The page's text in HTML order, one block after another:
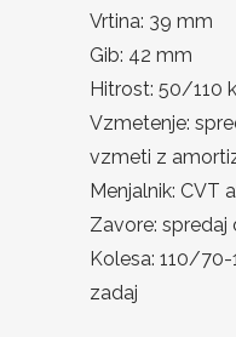
Vrtina: 39 mm
Gib: 42 mm
Hitrost: 50/110
Vzmetenje:
vzmeti z
Menjalnik: CVT
Zavore: spredaj
Kolesa: 110/70-
zadaj